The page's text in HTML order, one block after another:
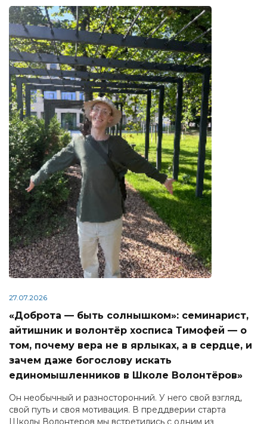
27.07.2026
«Доброта — быть солнышком»: семинарист,
айтишник и волонтёр хосписа Тимофей — о
том, почему вера не в ярлыках, а в сердце, и
зачем даже богослову искать
единомышленников в Школе Волонтёров»
Он необычный и разносторонний. У него свой взгляд,
свой путь и своя мотивация. В преддверии старта
Школы Волонтеров мы встретились с одним из